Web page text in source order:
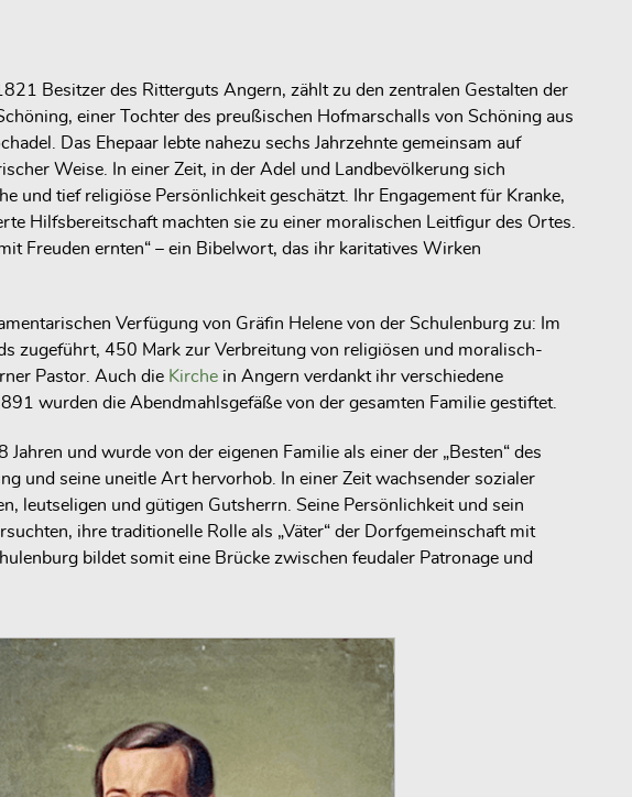
Besitzer des Ritterguts Angern, zählt zu den zentralen Gestalten der
einer Tochter des preußischen Hofmarschalls von Schöning aus
Das Ehepaar lebte nahezu sechs Jahrzehnte gemeinsam auf
Weise. In einer Zeit, in der Adel und Landbevölkerung sich
und tief religiöse Persönlichkeit geschätzt. Ihr Engagement für Kranke,
Hilfsbereitschaft machten sie zu einer moralischen Leitfigur des Ortes.
Freuden ernten“ – ein Bibelwort, das ihr karitatives Wirken
Verfügung von Gräfin Helene von der Schulenburg zu: Im
zugeführt, 450 Mark zur Verbreitung von religiösen und moralisch-
Pastor. Auch die Kirche in Angern verdankt ihr verschiedene
wurden die Abendmahlsgefäße von der gesamten Familie gestiftet.
und wurde von der eigenen Familie als einer der „Besten“ des
und seine uneitle Art hervorhob. In einer Zeit wachsender sozialer
leutseligen und gütigen Gutsherrn. Seine Persönlichkeit und sein
ihre traditionelle Rolle als „Väter“ der Dorfgemeinschaft mit
bildet somit eine Brücke zwischen feudaler Patronage und